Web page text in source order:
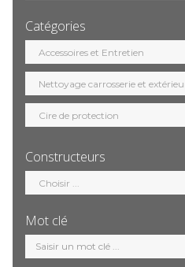
Catégories
Sélection
catégorie
Constructeurs
Sélection
constructeur
Mot clé
Mot
clé